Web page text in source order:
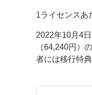
1ライセンスあ
2022年10月4
（64,240円）
者には移行特